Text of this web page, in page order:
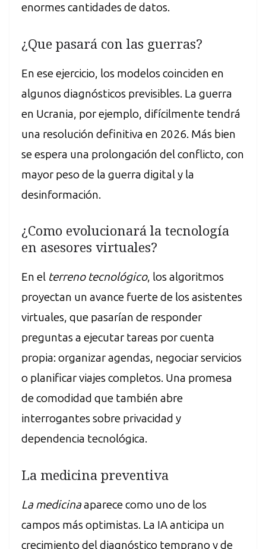
enormes cantidades de datos.
¿Que pasará con las guerras?
En ese ejercicio, los modelos coinciden en
algunos diagnósticos previsibles. La guerra
en Ucrania, por ejemplo, difícilmente tendrá
una resolución definitiva en 2026. Más bien
se espera una prolongación del conflicto, con
mayor peso de la guerra digital y la
desinformación.
¿Como evolucionará la tecnología
en asesores virtuales?
En el terreno tecnológico, los algoritmos
proyectan un avance fuerte de los asistentes
virtuales, que pasarían de responder
preguntas a ejecutar tareas por cuenta
propia: organizar agendas, negociar servicios
o planificar viajes completos. Una promesa
de comodidad que también abre
interrogantes sobre privacidad y
dependencia tecnológica.
La medicina preventiva
La medicinaaparece como uno de los
campos más optimistas. La IA anticipa un
crecimiento del diagnóstico temprano y de